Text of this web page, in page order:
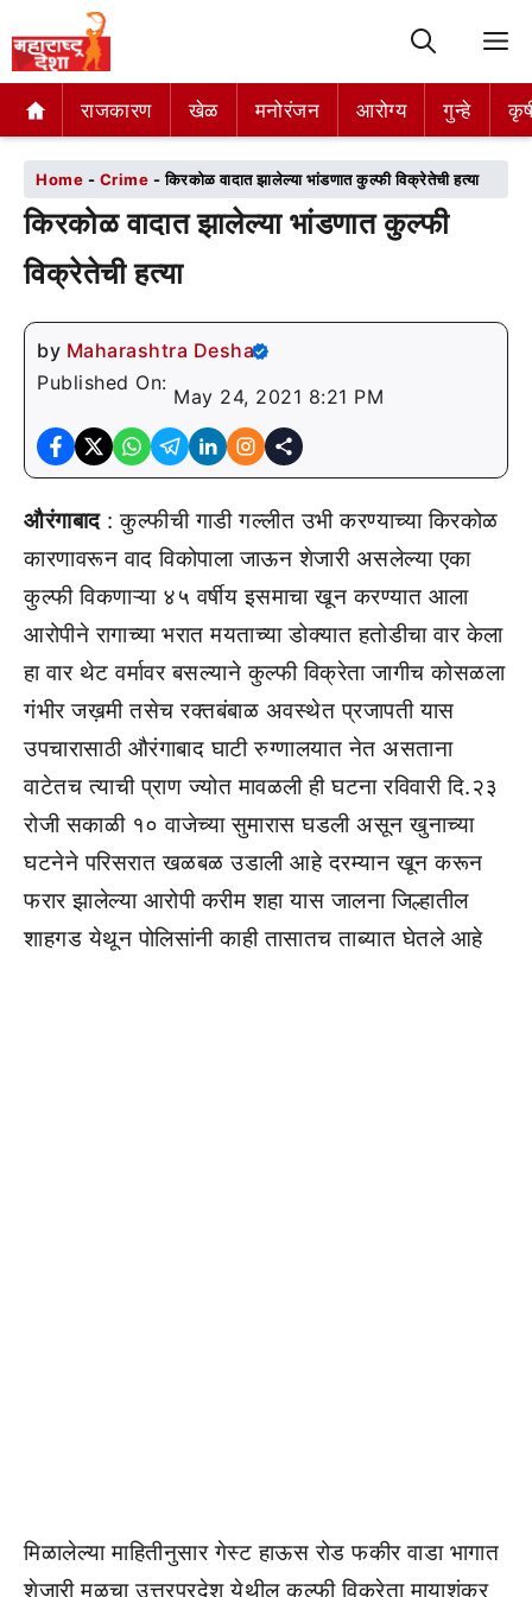
राजकारण खेळ मनोरंजन आरोग्य गुन्हे
राजकारण खेळ मनोरंजन आरोग्य गुन्हे
Home - Crime -किरकोळ वादात झालेल्या भांडणात कुल्फी विक्रेतेची हत्या
किरकोळ वादात झालेल्या भांडणात कुल्फी
विक्रेतेची हत्या
by Maharashtra Desha
Published On:
May 24, 2021 8:21 PM
औरंगाबाद: कुल्फीची गाडी गल्लीत उभी करण्याच्या किरकोळ
कारणावरून वाद विकोपाला जाऊन शेजारी असलेल्या एका
कुल्फी विकणाऱ्या ४५ वर्षीय इसमाचा खून करण्यात आला
आरोपीने रागाच्या भरात मयताच्या डोक्यात हतोडीचा वार केला
हा वार थेट वर्मावर बसल्याने कुल्फी विक्रेता जागीच कोसळला
गंभीर जख़मी तसेच रक्तबंबाळ अवस्थेत प्रजापती यास
उपचारासाठी औरंगाबाद घाटी रुग्णालयात नेत असताना
वाटेतच त्याची प्राण ज्योत मावळली ही घटना रविवारी दि.२३
रोजी सकाळी १० वाजेच्या सुमारास घडली असून खुनाच्या
घटनेने परिसरात खळबळ उडाली आहे दरम्यान खून करून
फरार झालेल्या आरोपी करीम शहा यास जालना जिल्हातील
शाहगड येथून पोलिसांनी काही तासातच ताब्यात घेतले आहे
मिळालेल्या माहितीनुसार गेस्ट हाऊस रोड फकीर वाडा भागात
शेजारी मूळचा उत्तरप्रदेश येथील कुल्फी विक्रेता मायाशंकर